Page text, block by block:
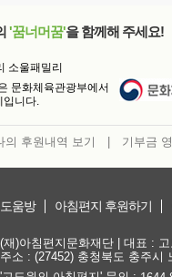
'꿈너머꿈'을 함께해 주세요!
소울패밀리
문화체육관광부에서
입니다.
의 후원내역 보기 기부금
도움방 아침편지 후원하기
(재)아침편지문화재단 | 대표 :
주소 : (27452) 충청북도 충주시